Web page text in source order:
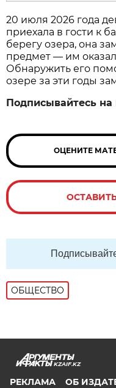
20 июля 2026 года
приехала в гости к
берегу озера, она
предмет — им
Обнаружить его
озере за эти годы
Подписывайтесь
ОЦЕНИТЕ
ОБЩЕСТВО
KZAIF.KZ
РЕКЛАМА
ОБ